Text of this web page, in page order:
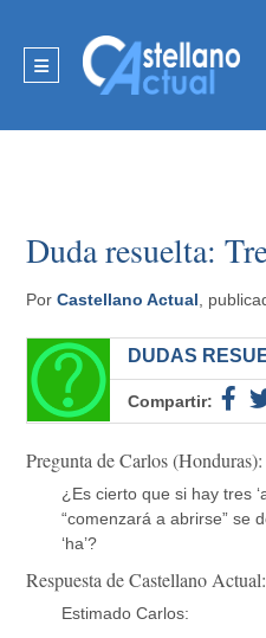
Duda resuelta:
PorCastellano Actual ,
DUDAS
Compartir:
Pregunta de Carlos (Honduras):
¿Es cierto que si hay tres
“comenzará a abrirse” se
‘ha’?
Respuesta de Castellano Actual:
Estimado Carlos: